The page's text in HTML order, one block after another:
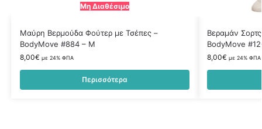
Μη Διαθέσιμο
Μαύρη Βερμούδα Φούτερ με Τσέπες –
BodyMove #884 – M
8,00€ με 24% ΦΠΑ
Περισσότερα
Βεραμάν
BodyMove
8,00€ με 24% ΦΠΑ